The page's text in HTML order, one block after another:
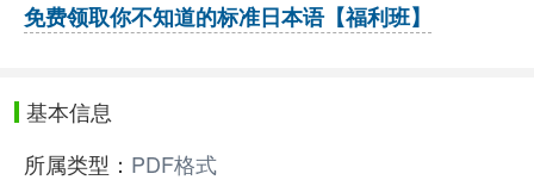
免费领取你不知道的标准日本语【福利班】
基本信息
所属类型： PDF格式